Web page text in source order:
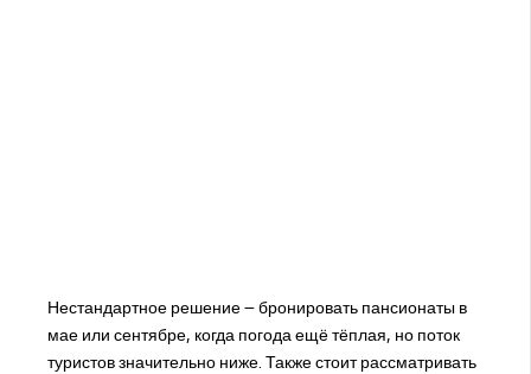
Нестандартное решение – бронировать пансионаты в
мае или сентябре, когда погода ещё тёплая, но поток
туристов значительно ниже. Также стоит рассматривать